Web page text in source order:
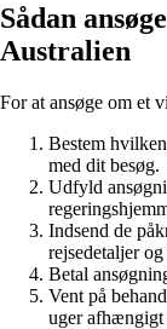
Sådan
Australien
For at ansøge om et
Bestem
med dit besøg.
Udfyld
Indsend de
rejsedetaljer
Betal
Vent på
uger afhængigt